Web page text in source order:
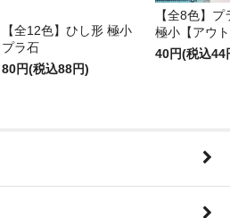
【全12色】ひし形 極小
プラ石
80円(税込88円)
【全8色】
極小【アウ
40円(税込44